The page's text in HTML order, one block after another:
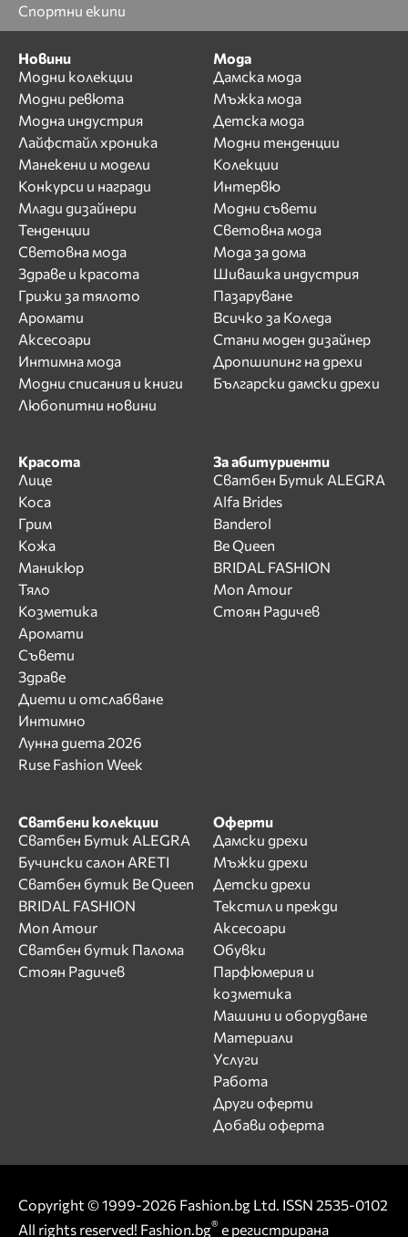
Спортни екипи
Новини
Модни колекции
Модни ревюта
Модна индустрия
Лайфстайл хроника
Манекени и модели
Конкурси и награди
Млади дизайнери
Тенденции
Световна мода
Здраве и красота
Грижи за тялото
Аромати
Аксесоари
Интимна мода
Модни списания и книги
Любопитни новини
Мода
Дамска мода
Мъжка мода
Детска мода
Модни тенденции
Колекции
Интервю
Модни съвети
Световна мода
Мода за дома
Шивашка индустрия
Пазаруване
Всичко за Коледа
Стани моден дизайнер
Дропшипинг на дрехи
Български дамски дрехи
Красота
Лице
Коса
Грим
Кожа
Маникюр
Тяло
Козметика
Аромати
Съвети
Здраве
Диети и отслабване
Интимно
Лунна диета 2026
Ruse Fashion Week
За абитуриенти
Сватбен Бутик ALEGRA
Alfa Brides
Banderol
Be Queen
BRIDAL FASHION
Mon Amour
Стоян Радичев
Сватбени колекции
Сватбен Бутик ALEGRA
Бучински салон ARETI
Сватбен бутик Be Queen
BRIDAL FASHION
Mon Amour
Сватбен бутик Палома
Стоян Радичев
Оферти
Дамски дрехи
Мъжки дрехи
Детски дрехи
Текстил и прежди
Аксесоари
Обувки
Парфюмерия и
козметика
Машини и оборудване
Материали
Услуги
Работа
Други оферти
Добави оферта
Copyright © 1999-2026 Fashion.bg Ltd. ISSN 2535-0102
All rights reserved! Fashion.bg® е регистрирана